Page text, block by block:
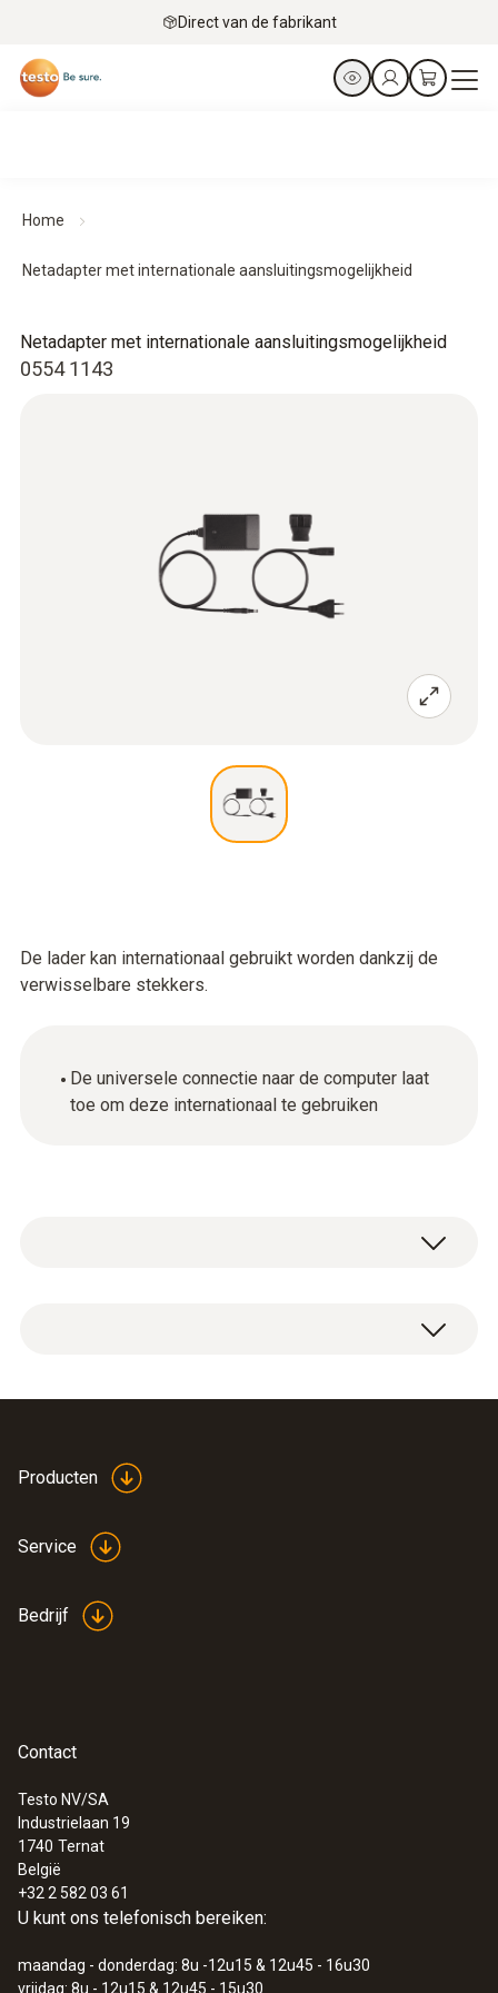
Direct van de fabrikant
Home
Netadapter met internationale aansluitingsmogelijkheid
0554 1143
Netadapter met internationale aansluitingsmogelijkheid
De lader kan internationaal gebruikt worden dankzij de
verwisselbare stekkers.
De universele connectie naar de computer laat
toe om deze internationaal te gebruiken
Gewicht
440 g
1 x internationale lader / netvoeding
Producten
Service
Bedrijf
Contact
Testo NV/SA
Industrielaan 19
1740 Ternat
België
+32 2 582 03 61
U kunt ons telefonisch bereiken:
maandag - donderdag: 8u -12u15 & 12u45 - 16u30
vrijdag: 8u - 12u15 & 12u45 - 15u30